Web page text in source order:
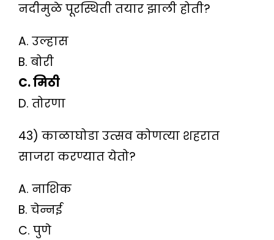
नदीमुळे पूरस्थिती तयार झाली होती?
A. उल्हास
B. बोरी
C. मिठी
D. तोरणा
43) काळाघोडा उत्सव कोणत्या शहरात
साजरा करण्यात येतो?
A. नाशिक
B. चेन्नई
C. पुणे